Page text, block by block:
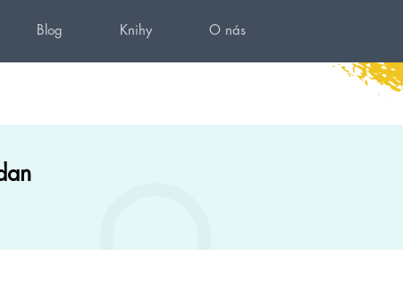
Blog Knihy O nás